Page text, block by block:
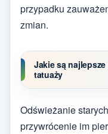
przypadku
zmian.
Jakie są
tatuaży
Odświeżanie
przywrócenie im